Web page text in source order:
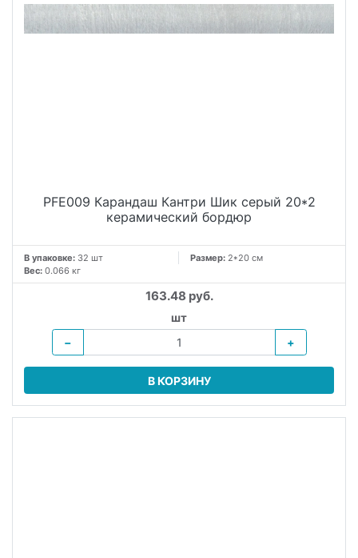
PFE009 Карандаш Кантри Шик серый 20*2
керамический бордюр
В упаковке: 32 шт Размер: 2*20 см
Вес: 0.066 кг
163.48 руб.
шт
−
+
В КОРЗИНУ